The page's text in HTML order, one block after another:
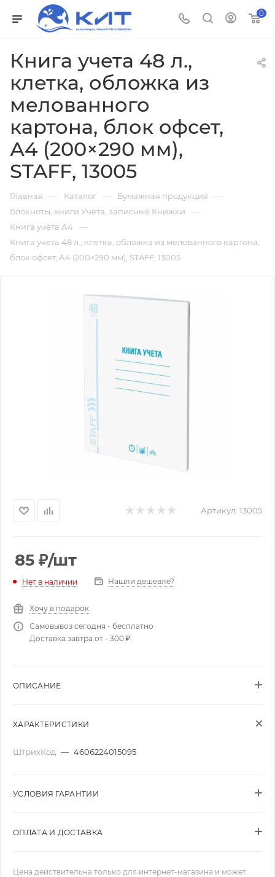
0
Книга учета 48 л.,
клетка, обложка из
мелованного
картона, блок офсет,
А4 (200×290 мм),
STAFF, 13005
Главная — Каталог — Бумажная продукция —
Блокноты, книги Учёта, записные Книжки —
Книга учёта А4 —
Книга учета 48 л., клетка, обложка из мелованного картона,
блок офсет, А4 (200×290 мм), STAFF, 13005
Артикул: 13005
85 ₽/шт
Нет в наличии Нашли дешевле?
Хочу в подарок
Самовывоз сегодня - бесплатно
Доставка завтра от - 300 ₽
ОПИСАНИЕ
ХАРАКТЕРИСТИКИ
ШтрихКод — 4606224015095
УСЛОВИЯ ГАРАНТИИ
ОПЛАТА И ДОСТАВКА
Цена действительна только для интернет-магазина и может